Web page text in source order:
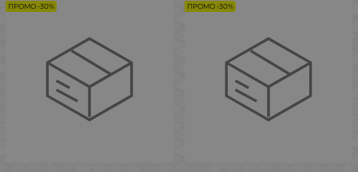
ПРОМО -30% ПРОМО -30%